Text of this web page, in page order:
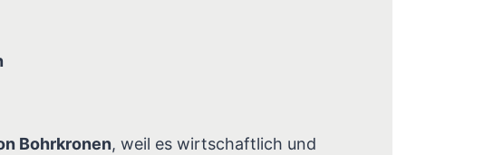
Bohrkronen, weil es wirtschaftlich und